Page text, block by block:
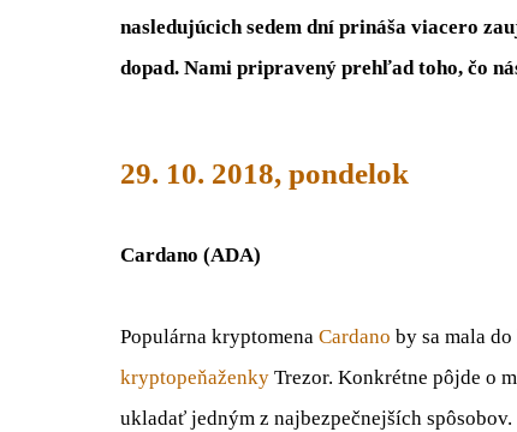
nasledujúcich sedem dní prináša viacero
dopad. Nami pripravený prehľad toho, čo
29. 10. 2018, pondelok
Cardano (ADA)
Populárna kryptomena Cardano by sa mala
kryptopeňaženky Trezor. Konkrétne pôjde o
ukladať jedným z najbezpečnejších spôsobov.